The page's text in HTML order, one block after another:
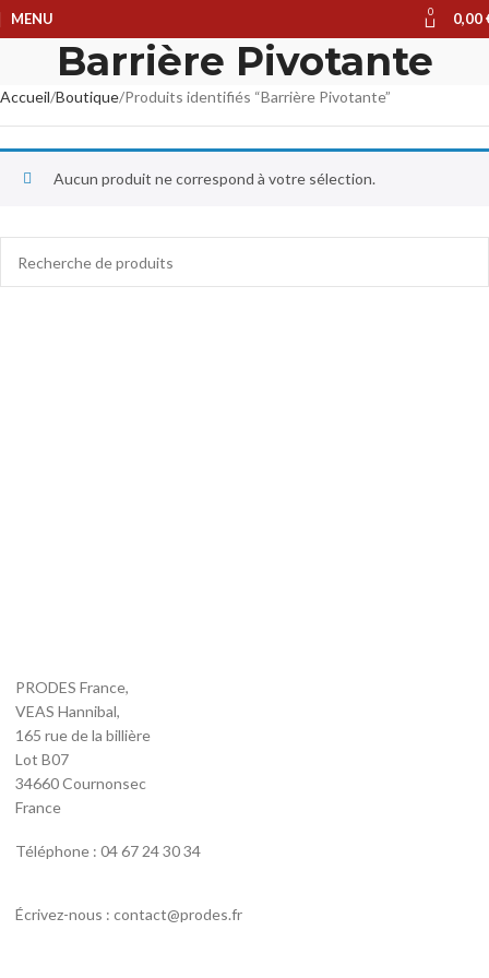
MENU 0 0,00
Barrière Pivotante
Accueil Boutique Produits identifiés “Barrière Pivotante”
Aucun produit ne correspond à votre sélection.
PRODES France,
VEAS Hannibal,
165 rue de la billière
Lot B07
34660 Cournonsec
France
Téléphone : 04 67 24 30 34
Écrivez-nous : contact@prodes.fr